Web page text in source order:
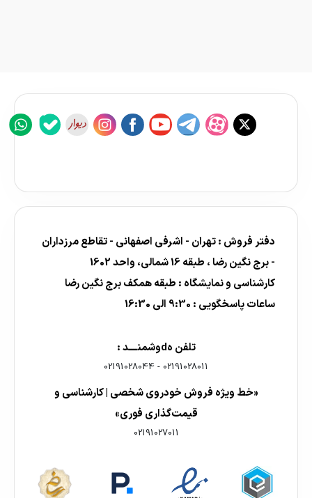
دفتر فروش : تهران - اشرفی اصفهانی - تقاطع مرزداران
- برج نگین رضا ، طبقه 16 شمالی، واحد 1602
کارشناسی و نمایشگاه : طبقه همکف برج نگین رضا
ساعات پاسخگویی : 9:30 الی 16:30
تلفن هdوشمنــــد :
02191028011
-
02191028044
«خط ویژه فروش خودروی شخصی | کارشناسی و
قیمت‌گذاری فوری»
02191027011